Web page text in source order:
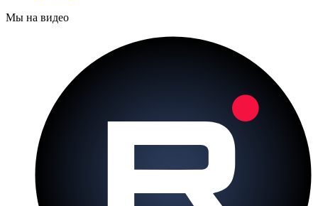
Мы на видео